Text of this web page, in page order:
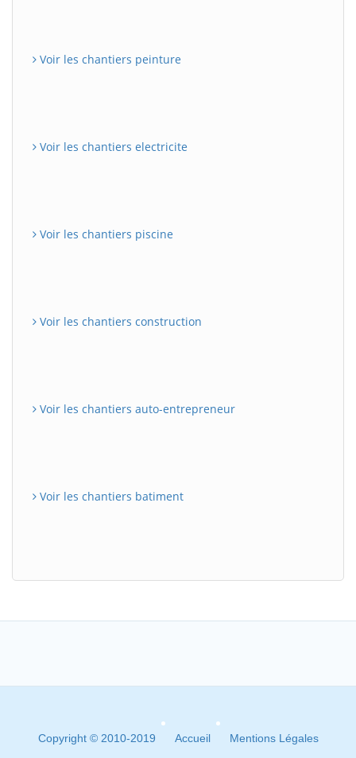
Voir les chantiers peinture
Voir les chantiers electricite
Voir les chantiers piscine
Voir les chantiers construction
Voir les chantiers auto-entrepreneur
Voir les chantiers batiment
Copyright © 2010-2019 Accueil Mentions Légales